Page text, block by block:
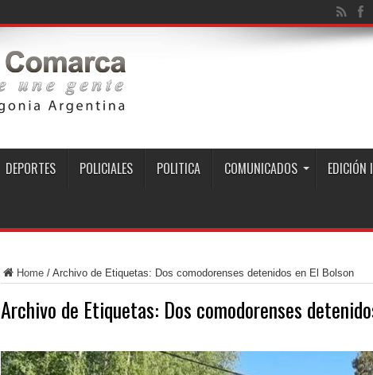
DEPORTES POLICIALES POLITICA COMUNICADOS EDICIÓN
Home/ Archivo de Etiquetas: Dos comodorenses detenidos en El Bolson
Archivo de Etiquetas: Dos comodorenses